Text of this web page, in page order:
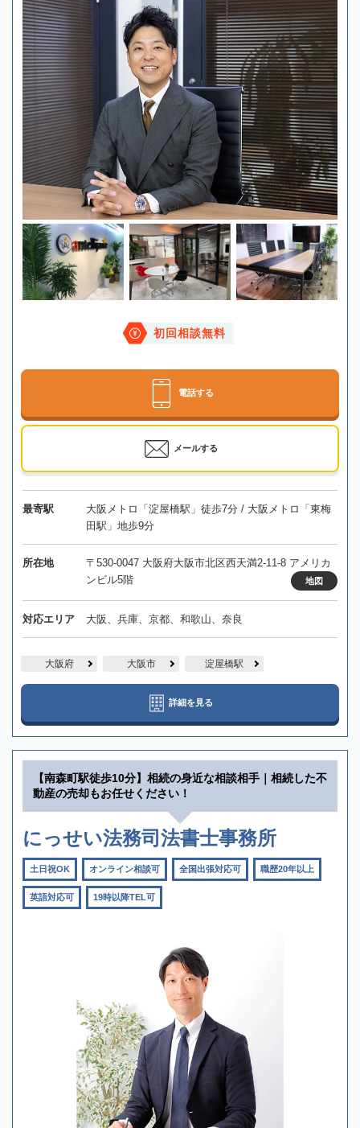
初回相談無料
電話する
メールする
最寄駅
大阪メトロ「淀屋橋駅」徒歩7分 / 大阪メトロ「東梅
田駅」地歩9分
所在地
〒530-0047 大阪府大阪市北区西天満2-11-8 アメリカ
ンビル5階
地図
対応エリア 大阪、兵庫、京都、和歌山、奈良
大阪府 大阪市 淀屋橋駅
詳細を見る
【南森町駅徒歩10分】相続の身近な相談相手｜相続した不
動産の売却もお任せください！
にっせい法務司法書士事務所
土日祝OK オンライン相談可 全国出張対応可 職歴20年以上
英語対応可 19時以降TEL可